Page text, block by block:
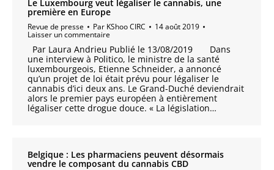
Le Luxembourg veut légaliser le cannabis, une
première en Europe
Revue de presse Par KShoo CIRC 14 août 2019
Laisser un commentaire
Par Laura Andrieu Publié le 13/08/2019 Dans
une interview à Politico, le ministre de la santé
luxembourgeois, Etienne Schneider, a annoncé
qu’un projet de loi était prévu pour légaliser le
cannabis d’ici deux ans. Le Grand-Duché deviendrait
alors le premier pays européen à entièrement
légaliser cette drogue douce. « La législation…
Belgique : Les pharmaciens peuvent désormais
vendre le composant du cannabis CBD